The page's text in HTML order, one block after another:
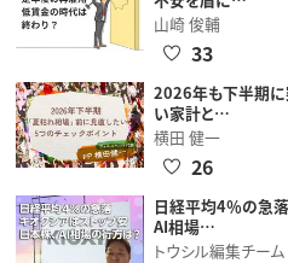
山崎 俊輔
33
2026年も下半期に
い家計と…
横田 健一
26
日経平均4％の急落
AI相場…
トウシル編集チーム